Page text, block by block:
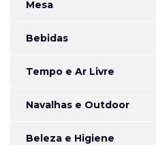
Mesa
Bebidas
Tempo e Ar Livre
Navalhas e Outdoor
Beleza e Higiene